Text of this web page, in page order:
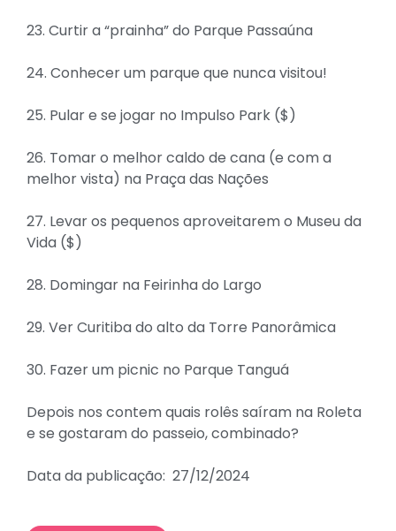
23. Curtir a “prainha” do Parque Passaúna
24. Conhecer um parque que nunca visitou!
25. Pular e se jogar no Impulso Park ($)
26. Tomar o melhor caldo de cana (e com a
melhor vista) na Praça das Nações
27. Levar os pequenos aproveitarem o Museu da
Vida ($)
28. Domingar na Feirinha do Largo
29. Ver Curitiba do alto da Torre Panorâmica
30. Fazer um picnic no Parque Tanguá
Depois nos contem quais rolês saíram na Roleta
e se gostaram do passeio, combinado?
Data da publicação: 27/12/2024